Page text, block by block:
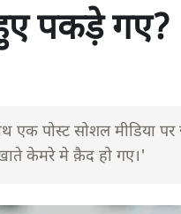
पकड़े गए?
पोस्ट सोशल मीडिया पर
केमरे मे क़ैद हो गए।'